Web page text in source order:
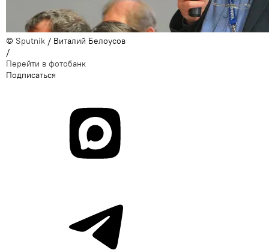
© Sputnik / Виталий Белоусов
/
Перейти в фотобанк
Подписаться